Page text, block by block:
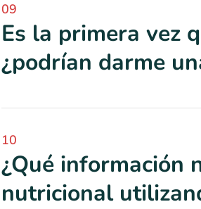
09
Es la primera vez
¿podrían darme
10
¿Qué información
nutricional